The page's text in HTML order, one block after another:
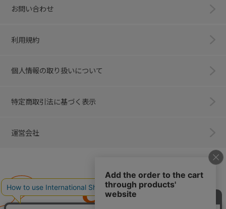
お問い合わせ
利用規約
個人情報の取り扱いについて
特定商取引法に基づく表示
運営会社